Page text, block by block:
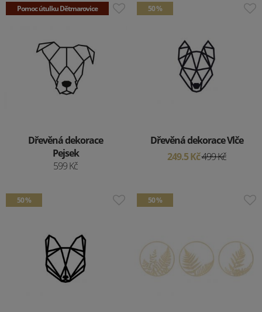
Pomoc útulku Dětmarovice
Dřevěná dekorace
Pejsek
599 Kč
50 %
Dřevěná dekorace Vlče
249.5 Kč499 Kč
50 % 50 %